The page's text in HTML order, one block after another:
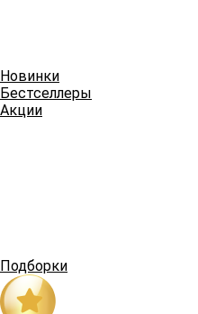
Новинки
Бестселлеры
Акции
Подборки